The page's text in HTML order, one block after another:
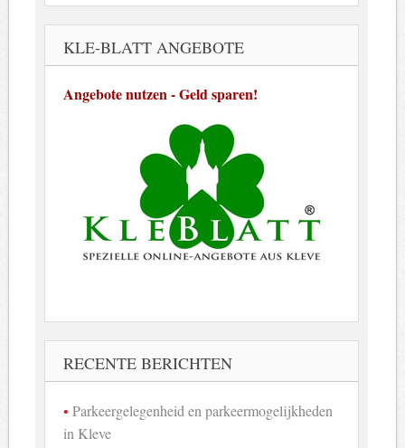
KLE-BLATT ANGEBOTE
Angebote nutzen - Geld sparen!
RECENTE BERICHTEN
Parkeergelegenheid en parkeermogelijkheden
in Kleve